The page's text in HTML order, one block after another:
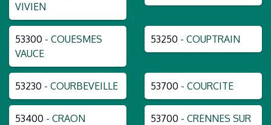
VIVIEN
53300 - COUESMES
VAUCE
53250 - COUPTRAIN
53230 - COURBEVEILLE 53700 - COURCITE
53400 - CRAON 53700 - CRENNES SUR